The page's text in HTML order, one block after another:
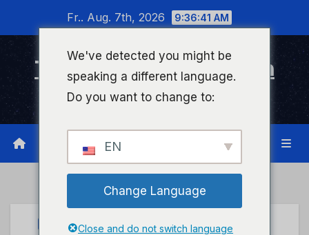
wechseln
Fr.. Aug. 7th, 2026 9:36:41 AM
Timeline Bad Kreuznach
Infonetzwerk für Bad Kreuznach
PRESSEPORTAL
We've detected you might be
speaking a different language.
Do you want to change to:
EN
Change Language
Close and do not switch language